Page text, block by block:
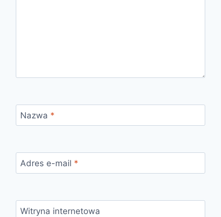
Nazwa *
Adres e-mail *
Witryna internetowa